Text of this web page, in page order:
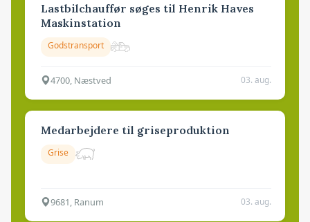
Lastbilchauffør søges til Henrik Haves
Maskinstation
Godstransport
4700, Næstved 03. aug.
Medarbejdere til griseproduktion
Grise
9681, Ranum 03. aug.